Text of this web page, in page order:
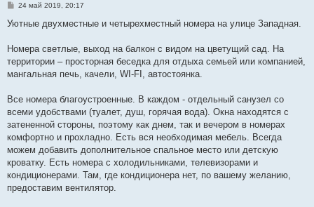
С
о
е
и
е
24 май 2019, 20:17
Уютные двухместные и четырехместный номера на улице Западная.
Номера светлые, выход на балкон с видом на цветущий сад. На
территории – просторная беседка для отдыха семьей или компанией,
мангальная печь, качели, WI-FI, автостоянка.
Все номера благоустроенные. В каждом - отдельный санузел со
всеми удобствами (туалет, душ, горячая вода). Окна находятся с
затененной стороны, поэтому как днем, так и вечером в номерах
комфортно и прохладно. Есть вся необходимая мебель. Всегда
можем добавить дополнительное спальное место или детскую
кроватку. Есть номера с холодильниками, телевизорами и
кондиционерами. Там, где кондиционера нет, по вашему желанию,
предоставим вентилятор.